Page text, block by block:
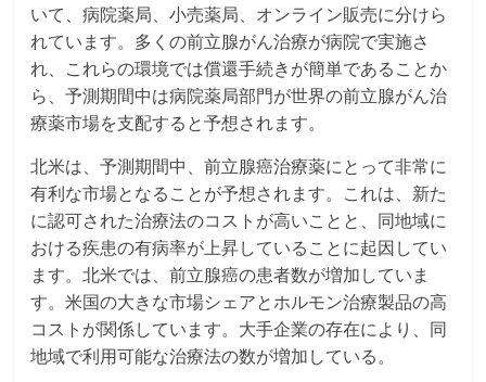
いて、病院薬局、小売薬局、オンライン販売に分けら
れています。多くの前立腺がん治療が病院で実施さ
れ、これらの環境では償還手続きが簡単であることか
ら、予測期間中は病院薬局部門が世界の前立腺がん治
療薬市場を支配すると予想されます。
北米は、予測期間中、前立腺癌治療薬にとって非常に
有利な市場となることが予想されます。これは、新た
に認可された治療法のコストが高いことと、同地域に
おける疾患の有病率が上昇していることに起因してい
ます。北米では、前立腺癌の患者数が増加していま
す。米国の大きな市場シェアとホルモン治療製品の高
コストが関係しています。大手企業の存在により、同
地域で利用可能な治療法の数が増加している。